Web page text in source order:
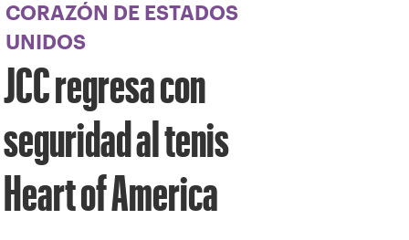
CORAZÓN DE ESTADOS
UNIDOS
JCC regresa con
seguridad al tenis
Heart of America